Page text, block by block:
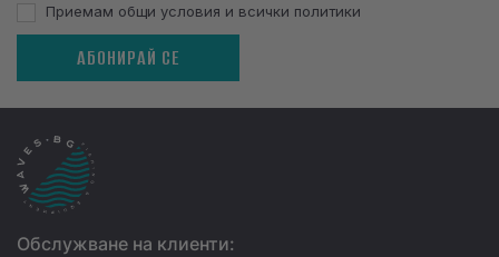
Приемам общи условия и всички политики
АБОНИРАЙ СЕ
Обслужване на клиенти: